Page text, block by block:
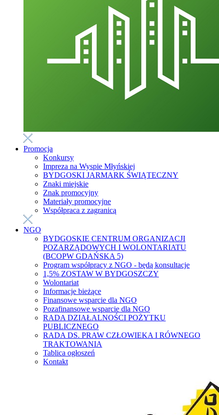
Promocja
Konkursy
Impreza na Wyspie Młyńskiej
BYDGOSKI JARMARK ŚWIĄTECZNY
Znaki miejskie
Znak promocyjny
Materiały promocyjne
Współpraca z zagranicą
NGO
BYDGOSKIE CENTRUM ORGANIZACJI
POZARZĄDOWYCH I WOLONTARIATU
(BCOPW GDAŃSKA 5)
Program współpracy z NGO - będą konsultacje
1,5% ZOSTAW W BYDGOSZCZY
Wolontariat
Informacje bieżące
Finansowe wsparcie dla NGO
Pozafinansowe wsparcie dla NGO
RADA DZIAŁALNOŚCI POŻYTKU
PUBLICZNEGO
RADA DS. PRAW CZŁOWIEKA I RÓWNEGO
TRAKTOWANIA
Tablica ogłoszeń
Kontakt